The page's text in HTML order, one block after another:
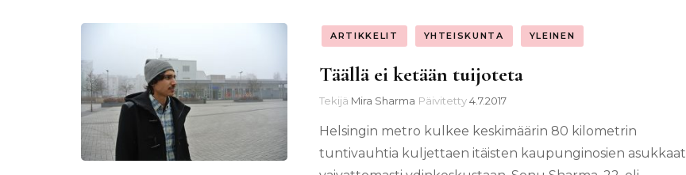
ARTIKKELIT YHTEISKUNTA YLEINEN
Täällä ei ketään tuijoteta
Tekijä Mira Sharma Päivitetty4.7.2017
Helsingin metro kulkee keskimäärin 80 kilometrin
tuntivauhtia kuljettaen itäisten kaupunginosien asukkaat